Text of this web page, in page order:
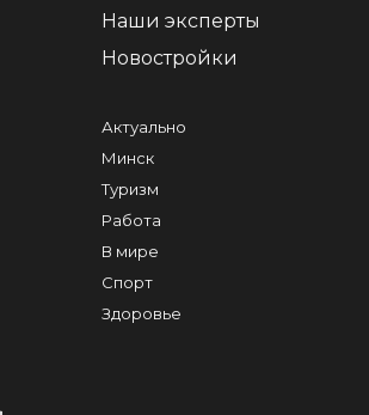
Наши эксперты
Новостройки
Актуально
Минск
Туризм
Работа
В мире
Спорт
Здоровье